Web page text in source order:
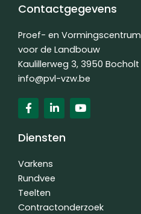
Contactgegevens
Proef- en Vormingscentrum
voor de Landbouw
Kaulillerweg 3, 3950 Bocholt
info@pvl-vzw.be
F
a
c
e
b
o
k
-
f
L
i
n
k
e
n
-
n
Y
o
u
Diensten
Varkens
Rundvee
Teelten
Contractonderzoek